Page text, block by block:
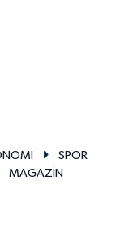
SPOR
MAGAZİN